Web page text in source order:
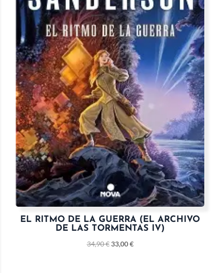
EL RITMO DE LA GUERRA (EL ARCHIVO
DE LAS TORMENTAS IV)
34,90€ 33,00€